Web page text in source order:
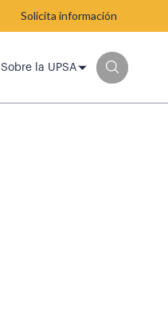
Solicita información
Sobre la UPSA